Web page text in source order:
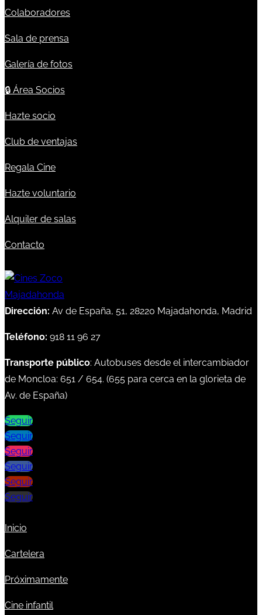
Colaboradores
Sala de prensa
Galería de fotos
🔒 Área Socios
Hazte socio
Club de ventajas
Regala Cine
Hazte voluntario
Alquiler de salas
Contacto
Dirección: Av de España, 51, 28220 Majadahonda, Madrid
Teléfono: 918 11 96 27
Transporte público: Autobuses desde el intercambiador
de Moncloa: 651 / 654. (655 para cerca en la glorieta de
Av. de España)
Seguir
Seguir
Seguir
Seguir
Seguir
Seguir
Inicio
Cartelera
Próximamente
Cine infantil